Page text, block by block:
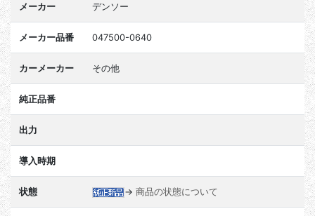
メーカー デンソー
メーカー品番 047500-0640
カーメーカー その他
純正品番
出力
導入時期
状態 → 商品の状態について